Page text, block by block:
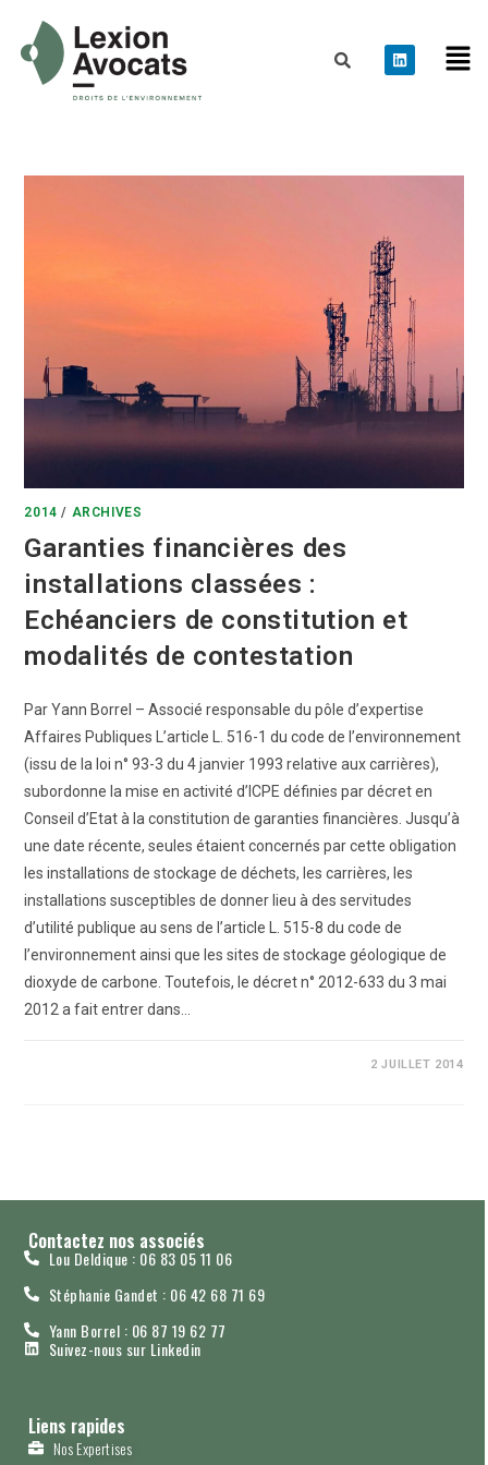
2014 / ARCHIVES
Garanties financières des
installations classées :
Echéanciers de constitution et
modalités de contestation
Par Yann Borrel – Associé responsable du pôle d’expertise
Affaires Publiques L’article L. 516-1 du code de l’environnement
(issu de la loi n° 93-3 du 4 janvier 1993 relative aux carrières),
subordonne la mise en activité d’ICPE définies par décret en
Conseil d’Etat à la constitution de garanties financières. Jusqu’à
une date récente, seules étaient concernés par cette obligation
les installations de stockage de déchets, les carrières, les
installations susceptibles de donner lieu à des servitudes
d’utilité publique au sens de l’article L. 515-8 du code de
l’environnement ainsi que les sites de stockage géologique de
dioxyde de carbone. Toutefois, le décret n° 2012-633 du 3 mai
2012 a fait entrer dans…
2 JUILLET 2014
Contactez nos associés
Lou Deldique : 06 83 05 11 06
Stéphanie Gandet : 06 42 68 71 69
Yann Borrel : 06 87 19 62 77
Suivez-nous sur Linkedin
Liens rapides
Nos Expertises